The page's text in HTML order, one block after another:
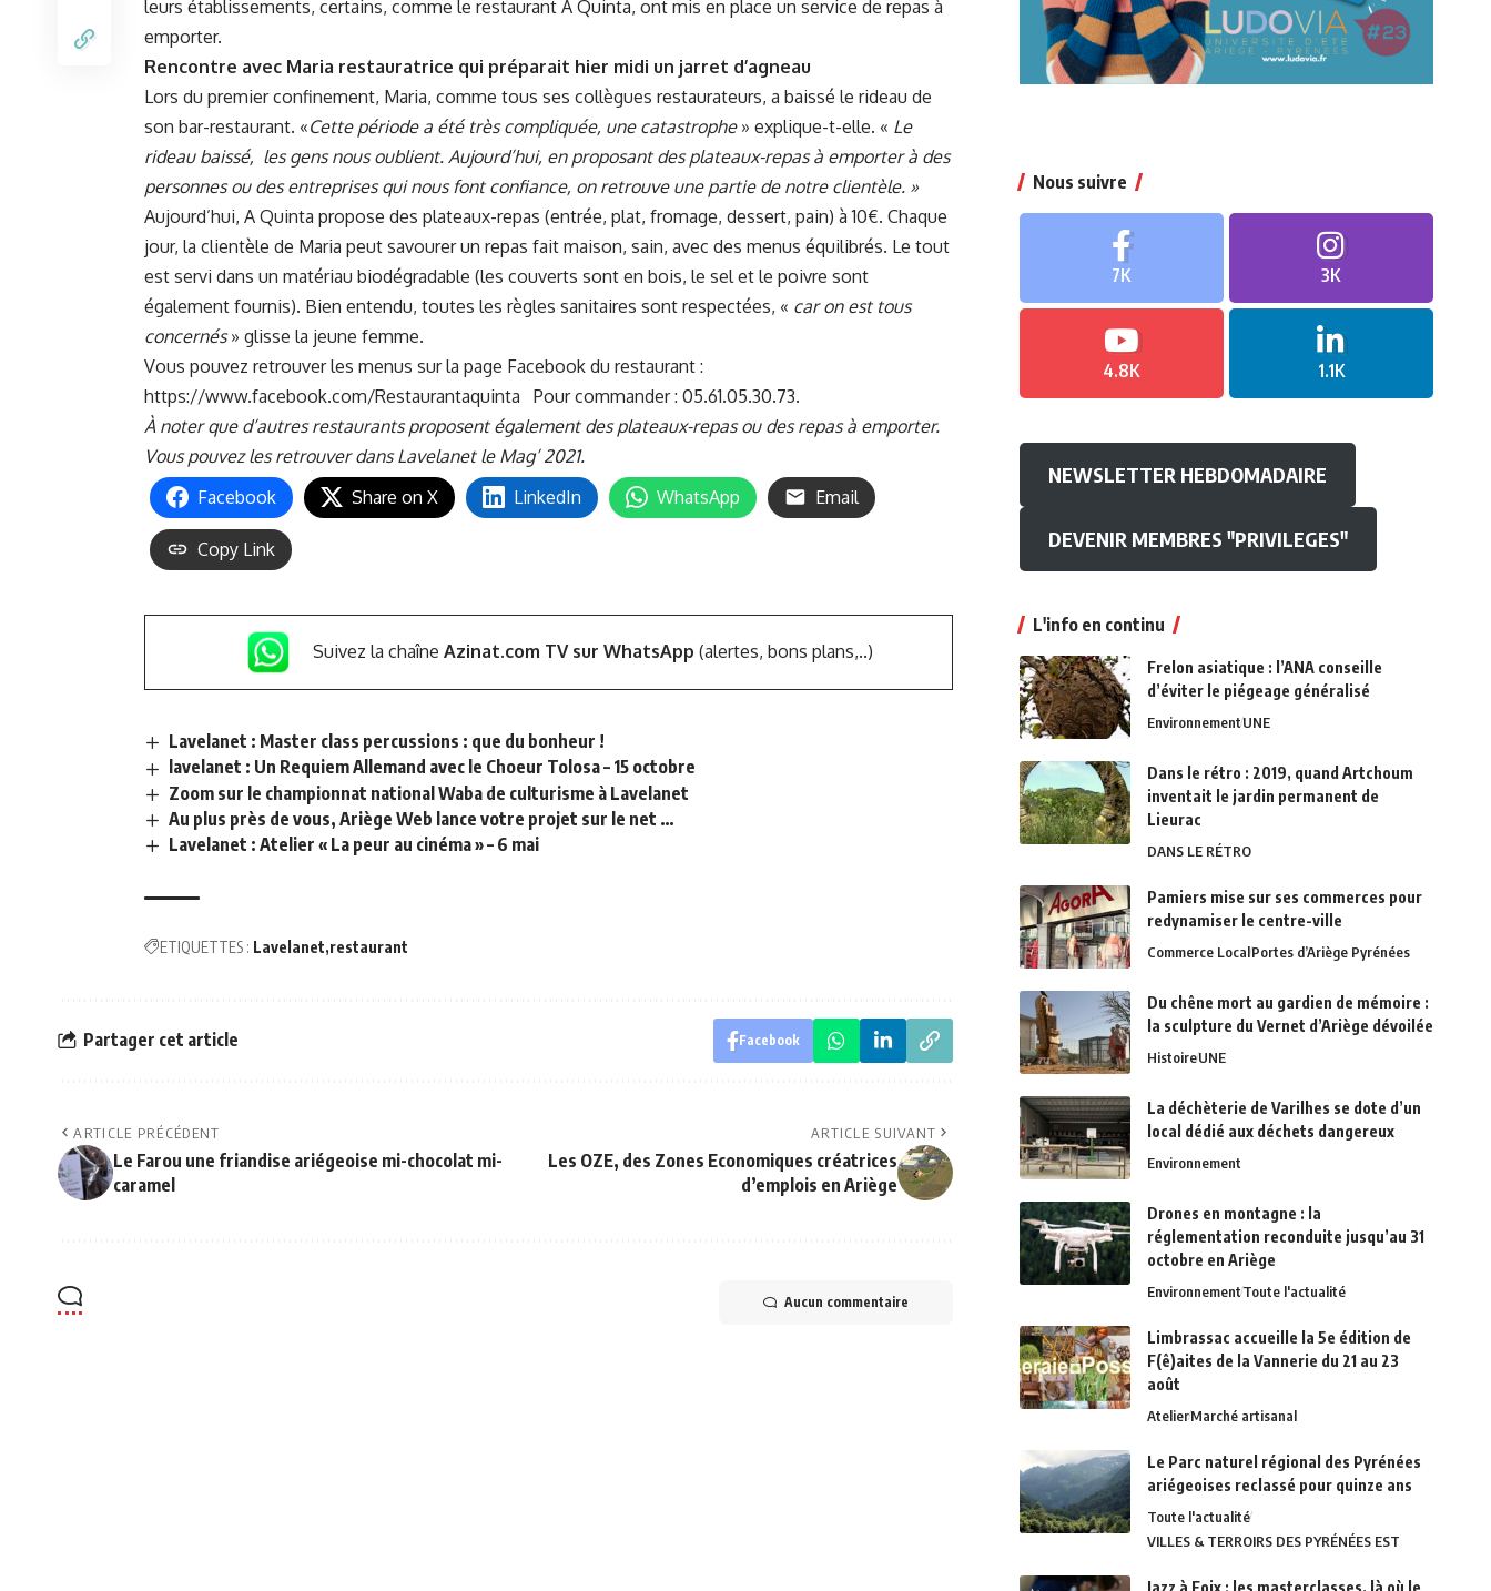
leurs établissements, certains, comme le restaurant A Quinta, ont mis en place un service de repas à
emporter.
Rencontre avec Maria restauratrice qui préparait hier midi un jarret d’agneau
Lors du premier confinement, Maria, comme tous ses collègues restaurateurs, a baissé le rideau de
son bar-restaurant. «Cette période a été très compliquée, une catastrophe» explique-t-elle. « Le
rideau baissé, les gens nous oublient. Aujourd’hui, en proposant des plateaux-repas à emporter à des
personnes ou des entreprises qui nous font confiance, on retrouve une partie de notre clientèle. »
Aujourd’hui, A Quinta propose des plateaux-repas (entrée, plat, fromage, dessert, pain) à 10€. Chaque
jour, la clientèle de Maria peut savourer un repas fait maison, sain, avec des menus équilibrés. Le tout
est servi dans un matériau biodégradable (les couverts sont en bois, le sel et le poivre sont
également fournis). Bien entendu, toutes les règles sanitaires sont respectées, « car on est tous
concernés» glisse la jeune femme.
Vous pouvez retrouver les menus sur la page Facebook du restaurant :
https://www.facebook.com/Restaurantaquinta Pour commander : 05.61.05.30.73.
À noter que d’autres restaurants proposent également des plateaux-repas ou des repas à emporter.
Vous pouvez les retrouver dans Lavelanet le Mag’ 2021.
Facebook
Share on X LinkedIn WhatsApp Email
Copy Link
Suivez la chaîne Azinat.com TV sur WhatsApp (alertes, bons plans,..)
Lavelanet : Master class percussions : que du bonheur !
lavelanet : Un Requiem Allemand avec le Choeur Tolosa – 15 octobre
Zoom sur le championnat national Waba de culturisme à Lavelanet
Au plus près de vous, Ariège Web lance votre projet sur le net …
Lavelanet : Atelier « La peur au cinéma » – 6 mai
ETIQUETTES : Lavelanet restaurant
Partager cet article Facebook
ARTICLE PRÉCÉDENT
Le Farou une friandise ariégeoise mi-chocolat mi-
caramel
ARTICLE SUIVANT
Les OZE, des Zones Economiques créatrices
d’emplois en Ariège
Aucun commentaire
Nous suivre
7K 3K
4.8K 1.1K
NEWSLETTER HEBDOMADAIRE
DEVENIR MEMBRES "PRIVILEGES"
L'info en continu
Frelon asiatique : l’ANA conseille
d’éviter le piégeage généralisé
EnvironnementUNE
Dans le rétro : 2019, quand Artchoum
inventait le jardin permanent de
Lieurac
DANS LE RÉTRO
Pamiers mise sur ses commerces pour
redynamiser le centre-ville
Commerce LocalPortes d’Ariège Pyrénées
Du chêne mort au gardien de mémoire :
la sculpture du Vernet d’Ariège dévoilée
HistoireUNE
La déchèterie de Varilhes se dote d’un
local dédié aux déchets dangereux
Environnement
Drones en montagne : la
réglementation reconduite jusqu’au 31
octobre en Ariège
EnvironnementToute l'actualité
Limbrassac accueille la 5e édition de
F(ê)aites de la Vannerie du 21 au 23
août
AtelierMarché artisanal
Le Parc naturel régional des Pyrénées
ariégeoises reclassé pour quinze ans
Toute l'actualité
VILLES & TERROIRS DES PYRÉNÉES EST
Jazz à Foix : les masterclasses, là où le